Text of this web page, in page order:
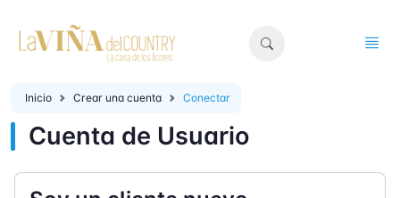
Inicio Crear una cuenta Conectar
Cuenta de Usuario